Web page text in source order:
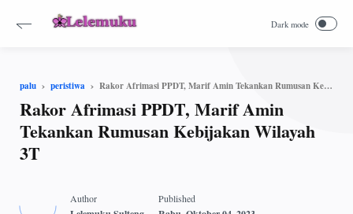
palu peristiwa Rakor Afrimasi PPDT, Marif Amin Tekankan Rumusan Kebijakan Wilayah 3T
Rakor Afrimasi PPDT, Marif Amin
Tekankan Rumusan Kebijakan Wilayah
3T